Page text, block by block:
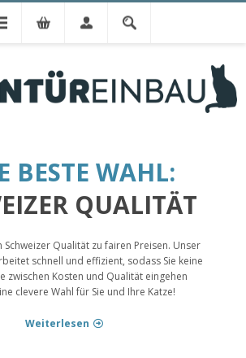
zum
» MEHR
IN DER
BESTE WAHL:
QUALITÄT
Schweizer Qualität zu fairen Preisen. Unser
schnell und effizient, sodass Sie keine
zwischen Kosten und Qualität eingehen
clevere Wahl für Sie und Ihre Katze!
Weiterlesen